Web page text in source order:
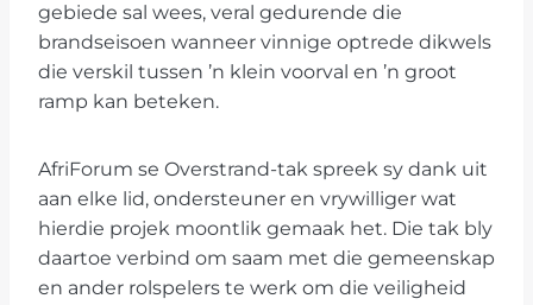
gebiede sal wees, veral gedurende die
brandseisoen wanneer vinnige optrede dikwels
die verskil tussen ’n klein voorval en ’n groot
ramp kan beteken.
AfriForum se Overstrand-tak spreek sy dank uit
aan elke lid, ondersteuner en vrywilliger wat
hierdie projek moontlik gemaak het. Die tak bly
daartoe verbind om saam met die gemeenskap
en ander rolspelers te werk om die veiligheid